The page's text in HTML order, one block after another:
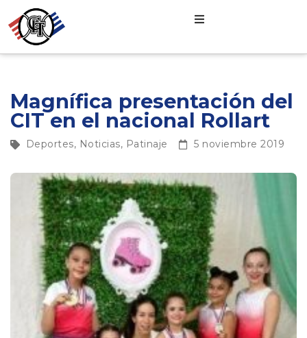
Magnífica presentación del
CIT en el nacional Rollart
Deportes, Noticias, Patinaje 5 noviembre 2019